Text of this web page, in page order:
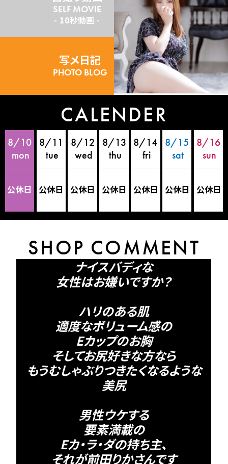
SELF MOVIE
10秒動画
写メ日記
PHOTO BLOG
CALENDER
8/10
公休日
8/11
公休日
8/12
公休日
8/13
公休日
8/14
公休日
8/15
公休日
8/16
公休日
SHOP COMMENT
ナイスバディな
女性はお嫌いですか？
ハリのある肌
適度なボリューム感の
Eカップのお胸
そしてお尻好きな方なら
もうむしゃぶりつきたくなるような
美尻
男性ウケする
要素満載の
Eカ・ラ・ダの持ち主、
それが前田りかさんです